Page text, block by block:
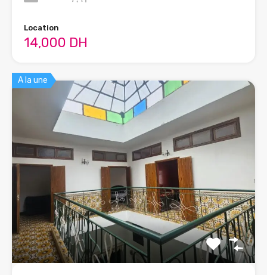
Location
14,000 DH
A la une